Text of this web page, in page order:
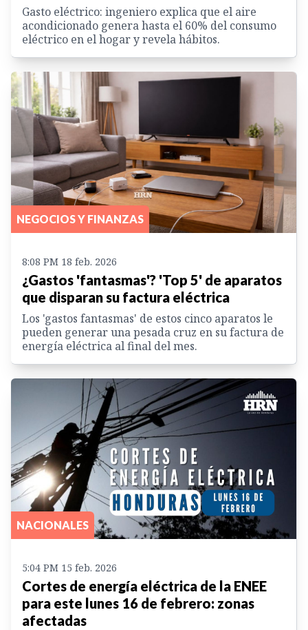
Gasto eléctrico: ingeniero explica que el aire
acondicionado genera hasta el 60% del consumo
eléctrico en el hogar y revela hábitos.
NEGOCIOS Y FINANZAS
8:08 PM 18 feb. 2026
¿Gastos 'fantasmas'? 'Top 5' de aparatos
que disparan su factura eléctrica
Los 'gastos fantasmas' de estos cinco aparatos le
pueden generar una pesada cruz en su factura de
energía eléctrica al final del mes.
NACIONALES
5:04 PM 15 feb. 2026
Cortes de energía eléctrica de la ENEE
para este lunes 16 de febrero: zonas
afectadas